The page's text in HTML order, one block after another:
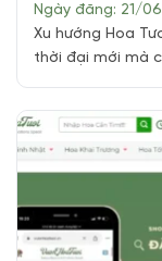
Ngày đăng: 21/
Xu hướng Hoa
thời đại mới mà
tìm kiếm và
quan trọng.